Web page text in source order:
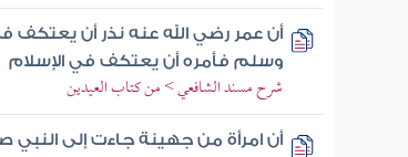
أن عمر رضي الله عنه نذر أن يعتكف
وسلم فأمره أن يعتكف في الإسلام
شرح مسند الشافعي > من كتاب العيدين
أن امرأة من جهينة جاءت إلى